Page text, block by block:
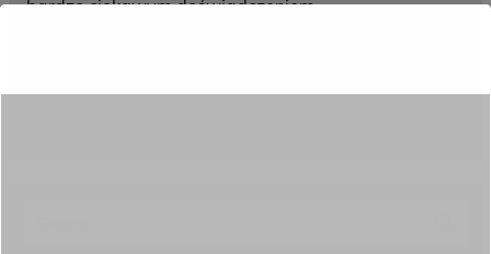
bardzo ciekawym doświadczeniem.